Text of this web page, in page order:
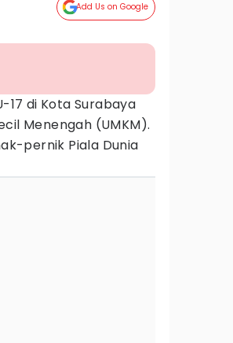
Add Us on Google
17 di Kota Surabaya
Menengah (UMKM).
pernik Piala Dunia